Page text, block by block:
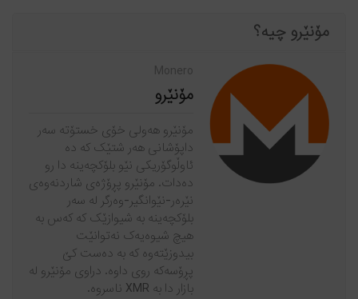
مۆنێرو چیە؟
Monero
مۆنێرو
مۆنێرو هەولی خۆی خستۆتە سەر
داپۆشانی هەر شتێک کە دە
ئاوڵوگۆریکی نێو بلۆکچەینە دا رو
دەدات. مۆنێرو پڕۆژەی شاردنەوەی
نێرەر-نێوانگیر-وەرگر لە سەر
بلۆکچەینە بە شیوازێک کە کەس بە
هیچ شیوەیەک نەتوانێت
بیدوزێتەوە کە بە دەست کێ
پڕۆسەکە روی داوە. دراوی مۆنێرو لە
بازار دا بە XMR ناسروە.